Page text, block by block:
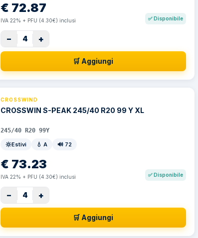
€ 72.87
IVA 22% + PFU (4.30€) inclusi ✅Disponibile
− 4 +
🛒 Aggiungi
CROSSWIND
CROSSWIN S-PEAK 245/40 R20 99 Y XL
245/40 R20 99Y
Estivi
💧A 🔊 72
€ 73.23
IVA 22% + PFU (4.30€) inclusi ✅Disponibile
− 4 +
🛒 Aggiungi